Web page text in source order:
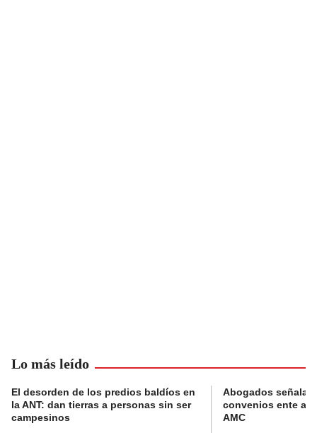
Lo más leído
El desorden de los predios baldíos en
la ANT: dan tierras a personas sin ser
campesinos
Abogados
convenios ente
AMC